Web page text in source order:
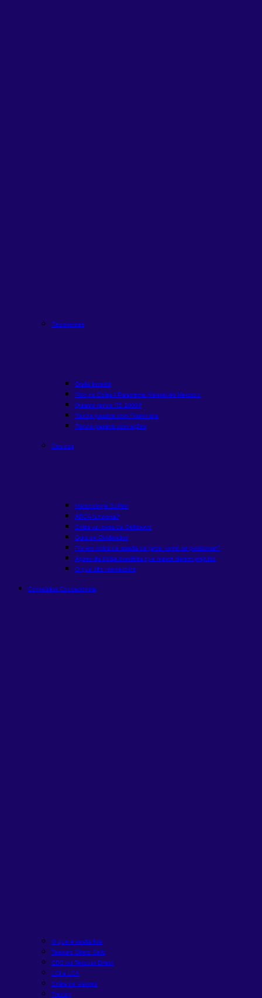
Recorrentes
Onde Investir
Rico na Bolsa | Panorama Mensal do Mercado
Quanto rende R$ 1000?
Renda passiva com Fiisem alta
Renda passiva com ações
Estudos
Metodologia Buffett
ARCA funciona?
Bolsa vs. corte da Selicnovo
Guia de Dividendos
Fiis em ciclos de queda de juros: como se posicionar?
Ações da bolsa brasileira que nunca deram prejuízo
O que são memecoins
Conteúdos Educacionais
O que é renda fixa
Tesouro Direto Selic
CDB ou Tesouro Direto
LCI e LCA
Bolsa de Valores
Trading